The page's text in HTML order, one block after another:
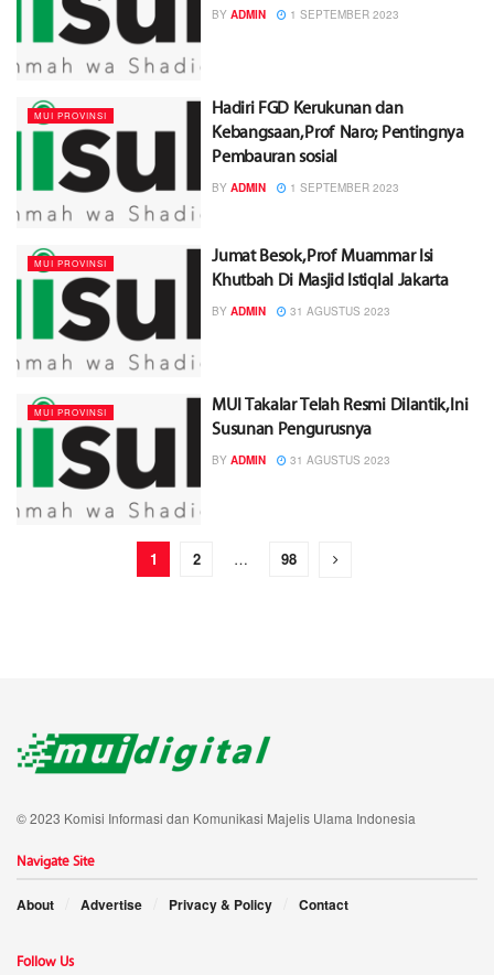
BY ADMIN 1 SEPTEMBER 2023
MUI PROVINSI
Hadiri FGD Kerukunan dan
Kebangsaan, Prof Naro; Pentingnya
Pembauran sosial
BY ADMIN 1 SEPTEMBER 2023
MUI PROVINSI
Jumat Besok, Prof Muammar Isi
Khutbah Di Masjid Istiqlal Jakarta
BY ADMIN 31 AGUSTUS 2023
MUI PROVINSI
MUI Takalar Telah Resmi Dilantik, Ini
Susunan Pengurusnya
BY ADMIN 31 AGUSTUS 2023
1 2 … 98
© 2023 Komisi Informasi dan Komunikasi Majelis Ulama Indonesia
Navigate Site
About Advertise Privacy & Policy Contact
Follow Us